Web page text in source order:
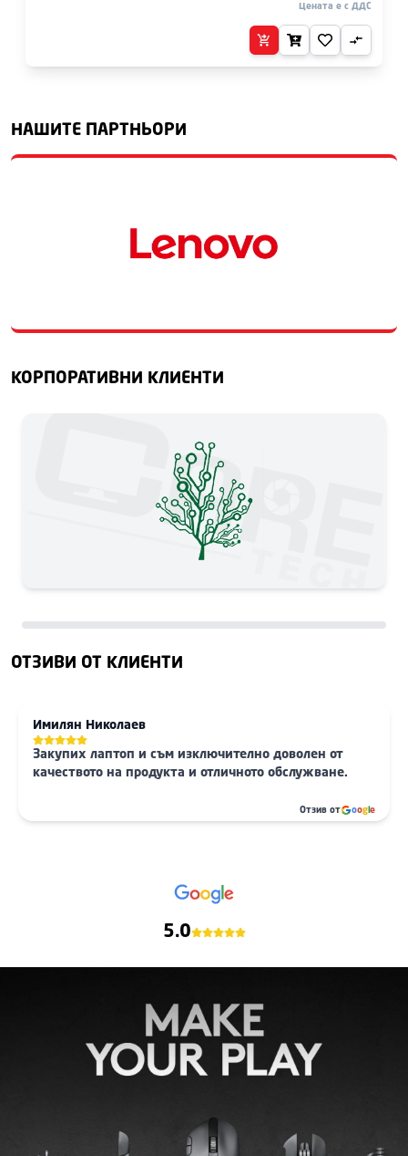
Цената е с ДДС
НАШИТЕ ПАРТНЬОРИ
КОРПОРАТИВНИ КЛИЕНТИ
ОТЗИВИ ОТ КЛИЕНТИ
Имилян Николаев
Закупих лаптоп и съм изключително доволен от
качеството на продукта и отличното обслужване.
Отзив от oogle
5.0